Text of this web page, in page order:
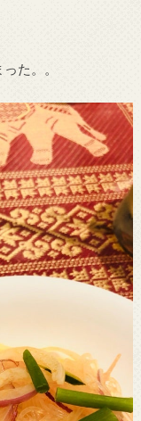
た。。